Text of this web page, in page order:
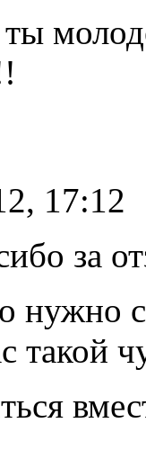
17:12
за
нужно
такой